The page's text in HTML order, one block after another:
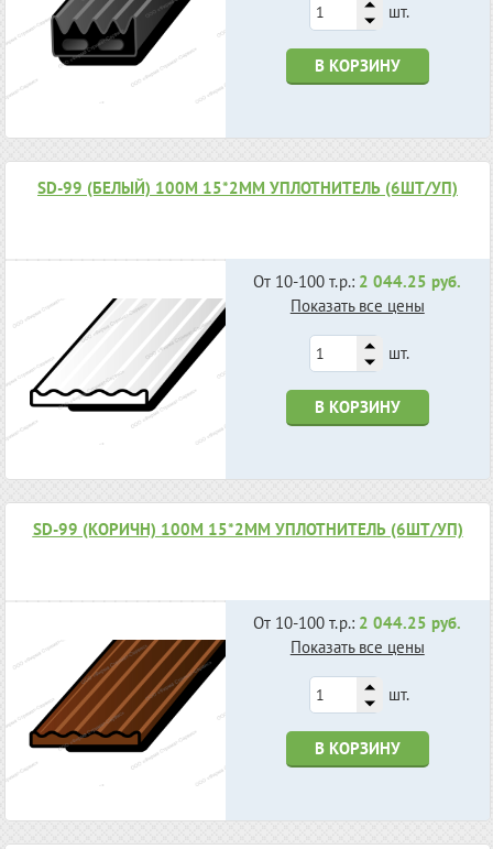
шт.
В КОРЗИНУ
SD-99 (БЕЛЫЙ) 100М 15*2ММ УПЛОТНИТЕЛЬ (6ШТ/УП)
От 10-100 т.р.: 2 044.25 руб.
Показать все цены
шт.
В КОРЗИНУ
SD-99 (КОРИЧН) 100М 15*2ММ УПЛОТНИТЕЛЬ (6ШТ/УП)
От 10-100 т.р.: 2 044.25 руб.
Показать все цены
шт.
В КОРЗИНУ